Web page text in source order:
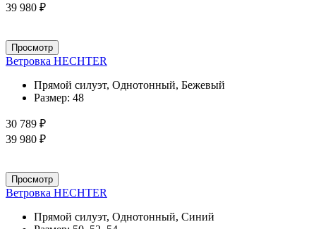
39 980 ₽
Просмотр
Ветровка HECHTER
Прямой силуэт, Однотонный, Бежевый
Размер: 48
30 789 ₽
39 980 ₽
Просмотр
Ветровка HECHTER
Прямой силуэт, Однотонный, Синий